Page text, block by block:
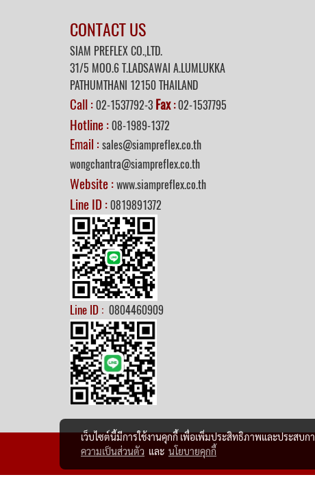
CONTACT US
SIAM PREFLEX CO.,LTD.
31/5 MOO.6 T.LADSAWAI A.LUMLUKKA
PATHUMTHANI 12150 THAILAND
Call :02-1537792-3 Fax:02-1537795
Hotline :08-1989-1372
Email : sales@siampreflex.co.th
wongchantra@siampreflex.co.th
Website :www.siampreflex.co.th
Line ID :0819891372
Line ID : 0804460909
เว็บไซต์นี้มีการใช้งานคุกกี้ เพื่อเพิ่มประสิทธิภาพและประสบ
ความเป็นส่วนตัว และ นโยบายคุกกี้